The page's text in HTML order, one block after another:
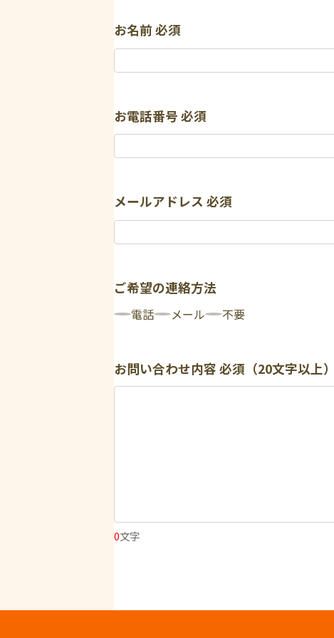
お名前必須
お電話番号必須
メールアドレス 必須
ご希望の連絡方法
電話 メール 不要
お問い合わせ内容必須（20文字以上）
0文字